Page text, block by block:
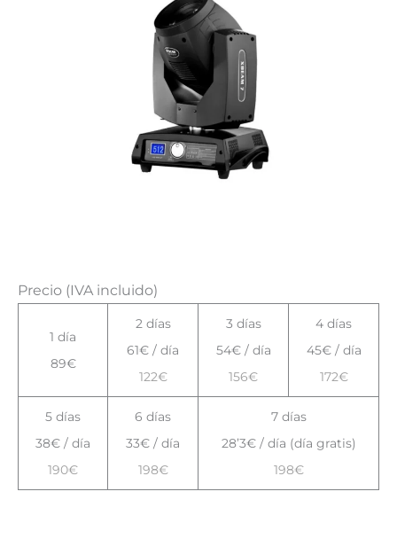
Precio (IVA incluido)
1 día
89€
2 días
61€ / día
122€
3 días
54€ / día
156€
4 días
45€ / día
172€
5 días
38€ / día
190€
6 días
33€ / día
198€
7 días
28’3€ / día (día gratis)
198€